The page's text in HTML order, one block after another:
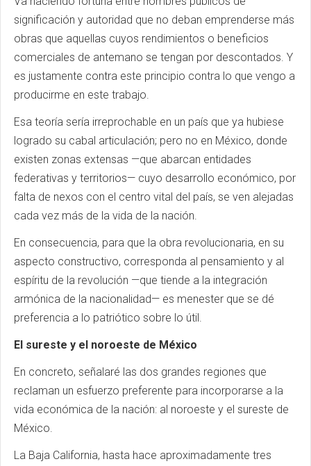
significación y autoridad que no deban emprenderse más
obras que aquellas cuyos rendimientos o beneficios
comerciales de antemano se tengan por descontados. Y
es justamente contra este principio contra lo que vengo a
producirme en este trabajo.
Esa teoría sería irreprochable en un país que ya hubiese
logrado su cabal articulación; pero no en México, donde
existen zonas extensas —que abarcan entidades
federativas y territorios— cuyo desarrollo económico, por
falta de nexos con el centro vital del país, se ven alejadas
cada vez más de la vida de la nación.
En consecuencia, para que la obra revolucionaria, en su
aspecto constructivo, corresponda al pensamiento y al
espíritu de la revolución —que tiende a la integración
armónica de la nacionalidad— es menester que se dé
preferencia a lo patriótico sobre lo útil.
El sureste y el noroeste de México
En concreto, señalaré las dos grandes regiones que
reclaman un esfuerzo preferente para incorporarse a la
vida económica de la nación: al noroeste y el sureste de
México.
La Baja California, hasta hace aproximadamente tres